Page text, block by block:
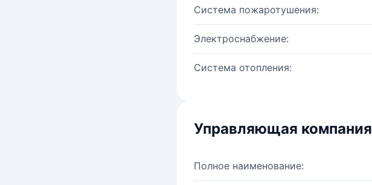
Система пожаротушения:
Электроснабжение:
Система отопления:
Управляющая компания
Полное наименование: